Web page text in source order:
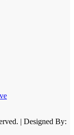
| Designed By: